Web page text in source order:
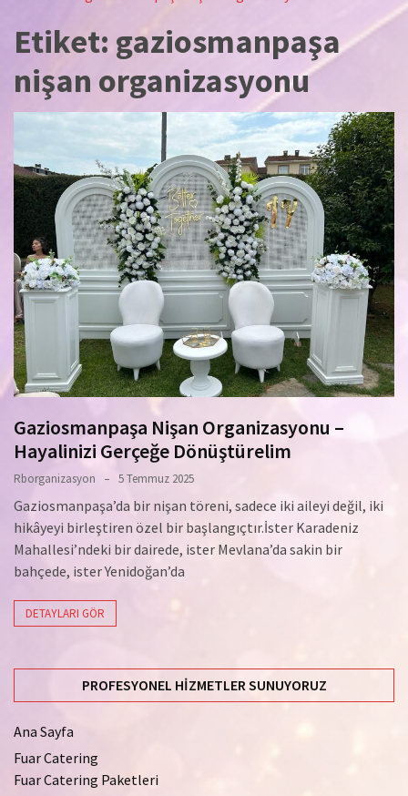
Etiket: gaziosmanpaşa
nişan organizasyonu
Gaziosmanpaşa Nişan Organizasyonu –
Hayalinizi Gerçeğe Dönüştürelim
Rborganizasyon 5 Temmuz 2025
Gaziosmanpaşa’da bir nişan töreni, sadece iki aileyi değil, iki
hikâyeyi birleştiren özel bir başlangıçtır.İster Karadeniz
Mahallesi’ndeki bir dairede, ister Mevlana’da sakin bir
bahçede, ister Yenidoğan’da
DETAYLARI GÖR
PROFESYONEL HIZMETLER SUNUYORUZ
Ana Sayfa
Fuar Catering
Fuar Catering Paketleri